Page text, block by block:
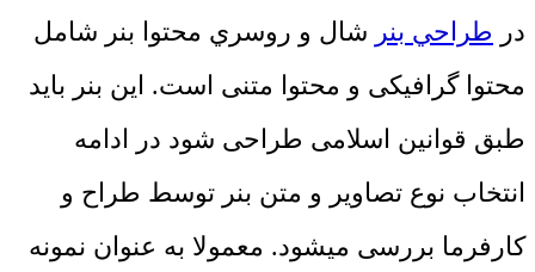
در طراحي بنر شال و روسري محتوا بنر شامل
محتوا گرافیکی و محتوا متنی است. این بنر باید
طبق قوانین اسلامی طراحی شود در ادامه
انتخاب نوع تصاویر و متن بنر توسط طراح و
کارفرما بررسی میشود. معمولا به عنوان نمونه